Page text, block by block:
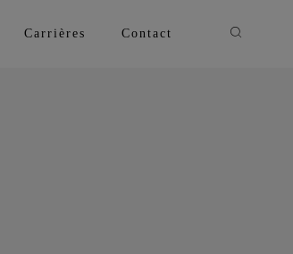
Carrières Contact Recherche